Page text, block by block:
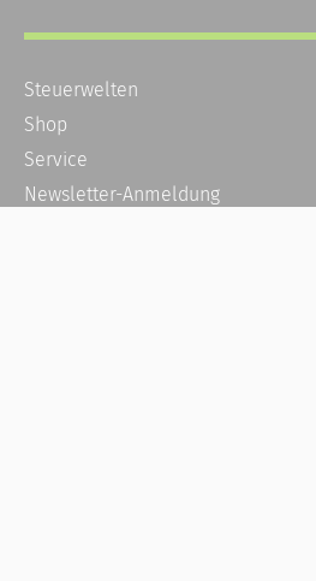
Steuerwelten
Shop
Service
Newsletter-Anmeldung